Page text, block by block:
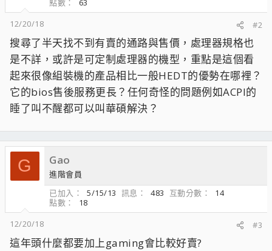
12/20/18
#2
搜尋了半天找不到有賣的通路與售價，處理器規格也
是不詳，或許是可定制處理器的機型，重點是這個看
起來很像組裝機的產品相比一般HEDT的優勢在哪裡？
它的bios售後服務更長？任何奇怪的問題例如ACPI的
睡了叫不醒都可以叫華碩解決？
G Gao
進階會員
已加入
5/15/13 訊息 483 互動分數
14
點數
18
12/20/18
#3
這年頭什麼都要加上gaming會比較好賣?